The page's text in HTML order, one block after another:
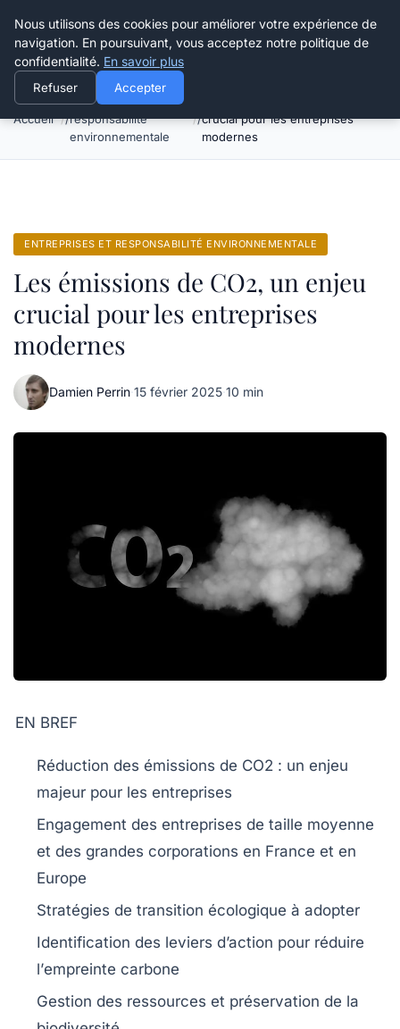
Happy Calyx Farmer
Accueil
Entreprises et
responsabilité
environnementale
crucial pour les entreprises
modernes
ENTREPRISES ET RESPONSABILITÉ ENVIRONNEMENTALE
Les émissions de CO2, un enjeu
crucial pour les entreprises
modernes
Damien Perrin·15 février 2025·10 min
EN BREF
Réduction des émissions de CO2 : un enjeu
majeur pour les entreprises
Engagement des entreprises de taille moyenne
et des grandes corporations en France et en
Europe
Stratégies de transition écologique à adopter
Identification des leviers d’action pour réduire
l’empreinte carbone
Gestion des ressources et préservation de la
Nous utilisons des cookies pour améliorer votre expérience de
navigation. En poursuivant, vous acceptez notre politique de
confidentialité. En savoir plus
Refuser Accepter